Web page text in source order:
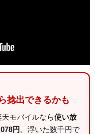
捻出できるかも
モバイルなら使い放
円 。浮いた数千円で